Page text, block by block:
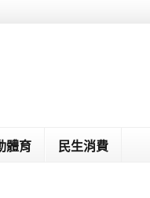
體育 民生消費